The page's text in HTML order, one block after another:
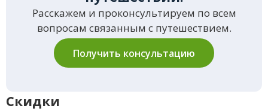
Расскажем и проконсультируем по всем
вопросам связанным с путешествием.
Получить консультацию
Скидки